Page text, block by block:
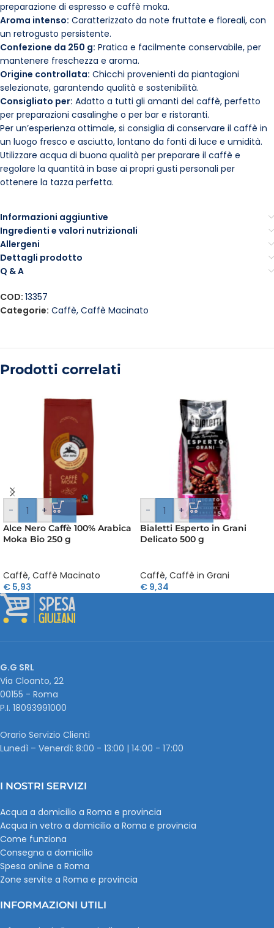
preparazione di espresso e caffè moka.
Aroma intenso: Caratterizzato da note fruttate e floreali, con
un retrogusto persistente.
Confezione da 250 g: Pratica e facilmente conservabile, per
mantenere freschezza e aroma.
Origine controllata: Chicchi provenienti da piantagioni
selezionate, garantendo qualità e sostenibilità.
Consigliato per: Adatto a tutti gli amanti del caffè, perfetto
per preparazioni casalinghe o per bar e ristoranti.
Per un’esperienza ottimale, si consiglia di conservare il caffè in
un luogo fresco e asciutto, lontano da fonti di luce e umidità.
Utilizzare acqua di buona qualità per preparare il caffè e
regolare la quantità in base ai propri gusti personali per
ottenere la tazza perfetta.
Informazioni aggiuntive
Ingredienti e valori nutrizionali
Allergeni
Dettagli prodotto
Q & A
COD: 13357
Categorie: Caffè, Caffè Macinato
Prodotti correlati
- +
Alce Nero Caffè 100% Arabica
Moka Bio 250 g
Caffè, Caffè Macinato
€ 5,93
- +
Bialetti Esperto in Grani
Delicato 500 g
Caffè, Caffè in Grani
€ 9,34
G.G SRL
Via Cloanto, 22
00155 - Roma
P.I. ‭18093991000
Orario Servizio Clienti
Lunedì – Venerdì: 8:00 - 13:00 | 14:00 - 17:00
I NOSTRI SERVIZI
Acqua a domicilio a Roma e provincia
Acqua in vetro a domicilio a Roma e provincia
Come funziona
Consegna a domicilio
Spesa online a Roma
Zone servite a Roma e provincia
INFORMAZIONI UTILI